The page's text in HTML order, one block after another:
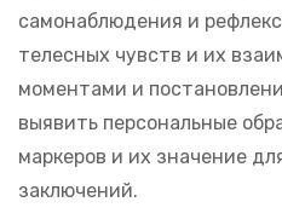
самонаблюдения и
телесных чувств и их
моментами и
выявить персональные
маркеров и их значение
заключений.